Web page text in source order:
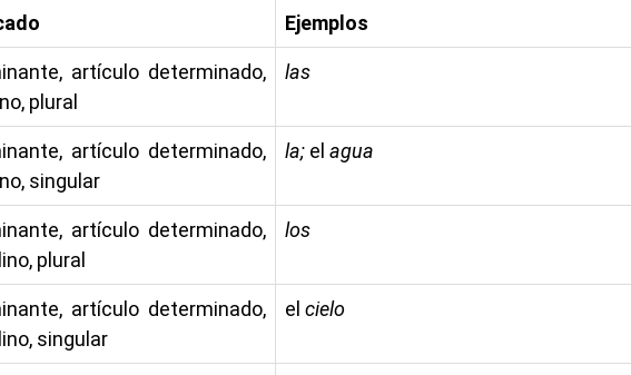
Ejemplos
artículo determinado,
plural
las
artículo determinado,
singular
la; el agua
artículo determinado,
plural
los
artículo determinado,
singular
el cielo